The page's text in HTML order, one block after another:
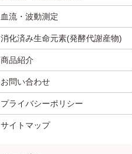
血流・波動測定
消化済み生命元素(発酵代謝産物)
商品紹介
お問い合わせ
プライバシーポリシー
サイトマップ